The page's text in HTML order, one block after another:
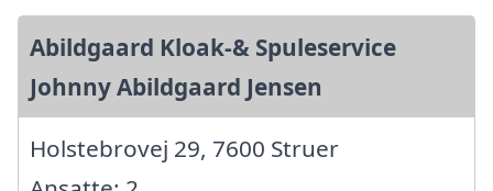
Abildgaard Kloak-& Spuleservice
Johnny Abildgaard Jensen
Holstebrovej 29, 7600 Struer